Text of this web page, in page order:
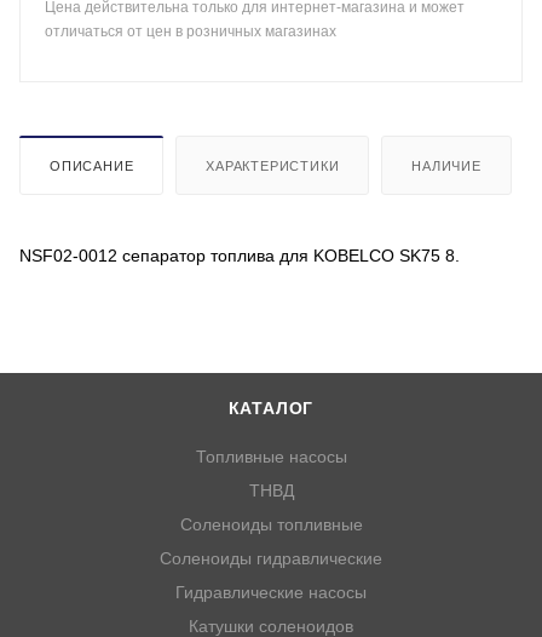
Цена действительна только для интернет-магазина и может
отличаться от цен в розничных магазинах
ОПИСАНИЕ ХАРАКТЕРИСТИКИ НАЛИЧИЕ
NSF02-0012 сепаратор топлива для KOBELCO SK75 8.
КАТАЛОГ
Топливные насосы
ТНВД
Соленоиды топливные
Соленоиды гидравлические
Гидравлические насосы
Катушки соленоидов